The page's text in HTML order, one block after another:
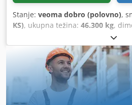
Stanje: veoma dobro (polovno),
KS), ukupna težina: 46.300 kg,
90 procenat
radni sati:7.819 h, Oprema:klima
775G Datum prodaje i isporuke:
2020 Radni sati: 7.819 sati
uređaj kamera za vožnju unazad
korpa centralni sistem za
veličine 24.00R35: oko 90%